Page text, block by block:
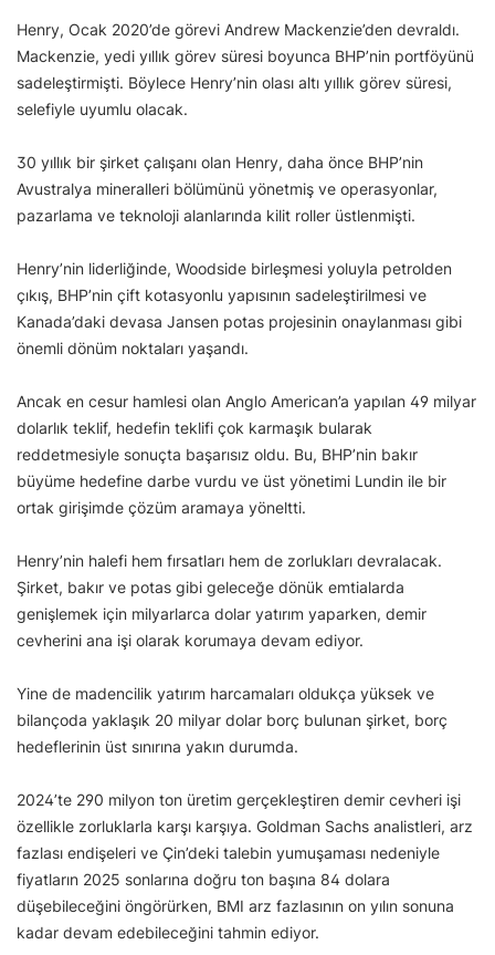
Henry, Ocak 2020’de görevi Andrew Mackenzie’den devraldı.
Mackenzie, yedi yıllık görev süresi boyunca BHP’nin portföyünü
sadeleştirmişti. Böylece Henry’nin olası altı yıllık görev süresi,
selefiyle uyumlu olacak.
30 yıllık bir şirket çalışanı olan Henry, daha önce BHP’nin
Avustralya mineralleri bölümünü yönetmiş ve operasyonlar,
pazarlama ve teknoloji alanlarında kilit roller üstlenmişti.
Henry’nin liderliğinde, Woodside birleşmesi yoluyla petrolden
çıkış, BHP’nin çift kotasyonlu yapısının sadeleştirilmesi ve
Kanada’daki devasa Jansen potas projesinin onaylanması gibi
önemli dönüm noktaları yaşandı.
Ancak en cesur hamlesi olan Anglo American’a yapılan 49 milyar
dolarlık teklif, hedefin teklifi çok karmaşık bularak
reddetmesiyle sonuçta başarısız oldu. Bu, BHP’nin bakır
büyüme hedefine darbe vurdu ve üst yönetimi Lundin ile bir
ortak girişimde çözüm aramaya yöneltti.
Henry’nin halefi hem fırsatları hem de zorlukları devralacak.
Şirket, bakır ve potas gibi geleceğe dönük emtialarda
genişlemek için milyarlarca dolar yatırım yaparken, demir
cevherini ana işi olarak korumaya devam ediyor.
Yine de madencilik yatırım harcamaları oldukça yüksek ve
bilançoda yaklaşık 20 milyar dolar borç bulunan şirket, borç
hedeflerinin üst sınırına yakın durumda.
2024’te 290 milyon ton üretim gerçekleştiren demir cevheri işi
özellikle zorluklarla karşı karşıya. Goldman Sachs analistleri, arz
fazlası endişeleri ve Çin’deki talebin yumuşaması nedeniyle
fiyatların 2025 sonlarına doğru ton başına 84 dolara
düşebileceğini öngörürken, BMI arz fazlasının on yılın sonuna
kadar devam edebileceğini tahmin ediyor.